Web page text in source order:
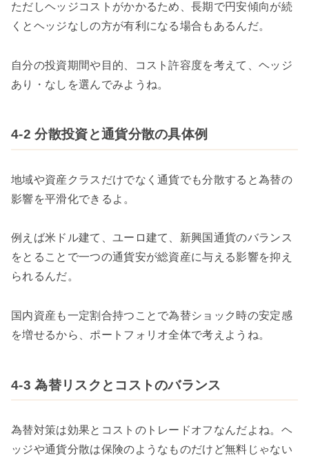
ただしヘッジコストがかかるため、長期で円安傾向が続
くとヘッジなしの方が有利になる場合もあるんだ。
自分の投資期間や目的、コスト許容度を考えて、ヘッジ
あり・なしを選んでみようね。
4-2 分散投資と通貨分散の具体例
地域や資産クラスだけでなく通貨でも分散すると為替の
影響を平滑化できるよ。
例えば米ドル建て、ユーロ建て、新興国通貨のバランス
をとることで一つの通貨安が総資産に与える影響を抑え
られるんだ。
国内資産も一定割合持つことで為替ショック時の安定感
を増せるから、ポートフォリオ全体で考えようね。
4-3 為替リスクとコストのバランス
為替対策は効果とコストのトレードオフなんだよね。ヘ
ッジや通貨分散は保険のようなものだけど無料じゃない